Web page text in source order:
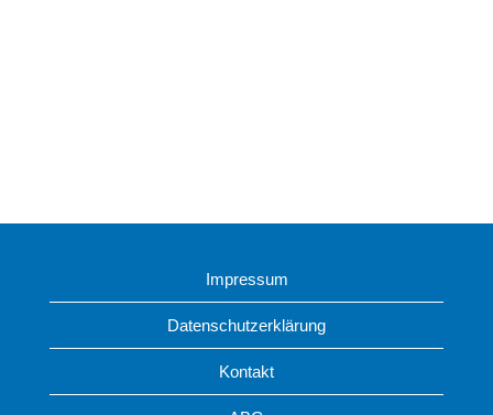
Impressum
Datenschutzerklärung
Kontakt